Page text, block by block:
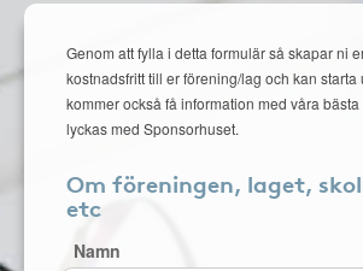
Genom att fylla i detta formulär så skapar ni
kostnadsfritt till er förening/lag och kan starta
kommer också få information med våra
lyckas med Sponsorhuset.
Om föreningen, laget,
etc
Namn